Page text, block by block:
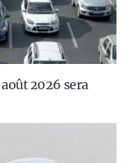
2026 sera